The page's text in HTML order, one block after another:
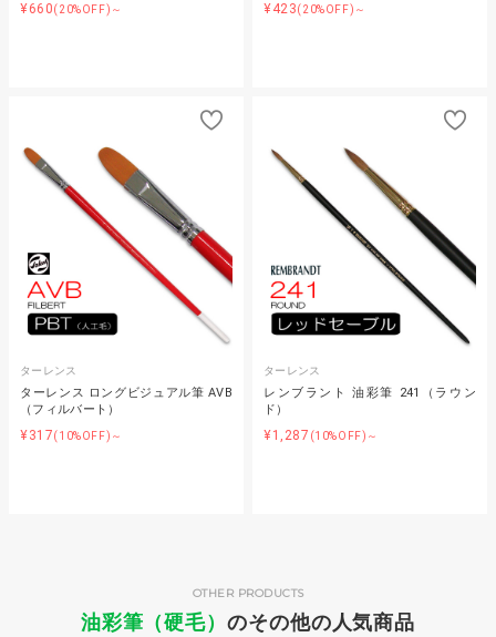
¥660(20%OFF)～ ¥423(20%OFF)～
ターレンス
ターレンス ロングビジュアル筆 AVB
（フィルバート）
¥317(10%OFF)～
ターレンス
レンブラント 油彩筆 241（ラウン
ド）
¥1,287 (10%OFF)～
油彩筆（硬毛）のその他の人気商品
OTHER PRODUCTS